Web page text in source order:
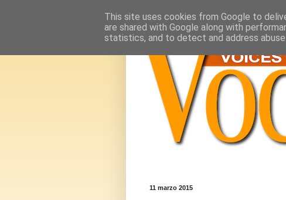
11 marzo 2015
This site uses cookies from Google to
are shared with Google along with
statistics, and to detect and address abuse.